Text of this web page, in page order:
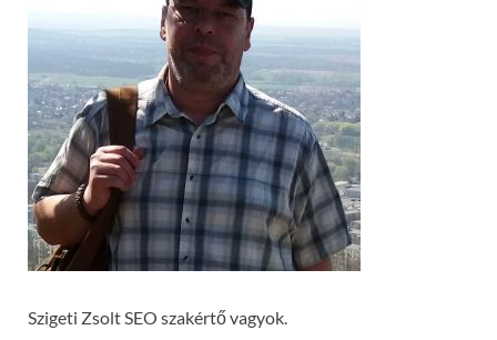
Szigeti Zsolt SEO szakértő vagyok.